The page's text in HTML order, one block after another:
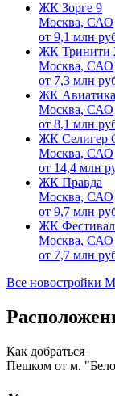
ЖК Зорге 9
Москва, САО
от 9,1 млн
ЖК Тринити
Москва, САО
от 7,3 млн
ЖК Авиатика
Москва, САО
от 8,1 млн
ЖК Селигер
Москва, САО
от 14,4 млн
ЖК Правда
Москва, САО
от 9,7 млн
ЖК
Москва, САО
от 7,7 млн
Все новостройки
Как добраться
Пешком от м.